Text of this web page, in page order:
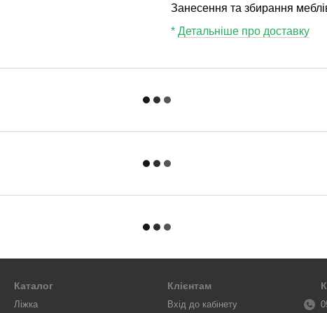
Занесення та збирання
* Детальніше про доставку
Каталог
Ліжка
Клієнтам
Вхід до кабінету